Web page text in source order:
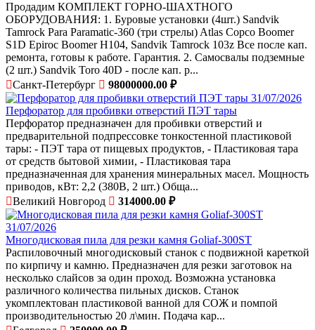
Продадим КОМПЛЕКТ ГОРНО-ШАХТНОГО
ОБОРУДОВАНИЯ: 1. Буровые установки (4шт.) Sandvik
Tamrock Para Paramatic-360 (три стрелы) Atlas Copco Boomer
S1D Epiroc Boomer H104, Sandvik Tamrock 103z Все после кап.
ремонта, готовы к работе. Гарантия. 2. Самосвалы подземные
(2 шт.) Sandvik Toro 40D - после кап. р...
Санкт-Петербург
98000000.00 ₽
31/07/2026
Перфоратор для пробивки отверстий ПЭТ тары
Перфоратор предназначен для пробивки отверстий и
предварительной подпрессовке тонкостенной пластиковой
тары: - ПЭТ тара от пищевых продуктов, - Пластиковая тара
от средств бытовой химии, - Пластиковая тара
предназначенная для хранения минеральных масел. Мощность
приводов, кВт: 2,2 (380В, 2 шт.) Обща...
Великий Новгород
314000.00 ₽
31/07/2026
Многодисковая пила для резки камня Goliaf-300ST
Распиловочный многодисковый станок с подвижной кареткой
по кирпичу и камню. Предназначен для резки заготовок на
несколько слайсов за один проход. Возможна установка
различного количества пильных дисков. Станок
укомплектован пластиковой ванной для СОЖ и помпой
производительностью 20 л\мин. Подача кар...